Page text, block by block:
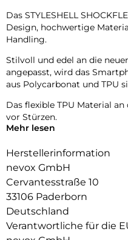
Das STYLESHELL
Design, hochwertige
Handling.
Stilvoll und edel an die
angepasst, wird das
aus Polycarbonat und TPU
Das flexible TPU Material
vor Stürzen.
Durch das verwendete
Transparent und bringt
passend zur Geltung.
Die Anschlüsse, Knöpfe und
Hochwertiges
Schockproof durch
Mehr lesen
Herstellerinformation
nevox GmbH
Cervantesstraße 10
33106 Paderborn
Deutschland
Verantwortliche für die